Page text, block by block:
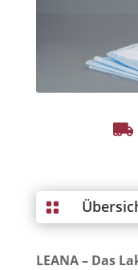

LEANA – Das